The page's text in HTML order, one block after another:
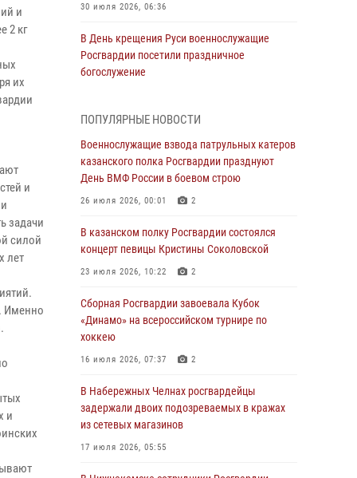
и
2 кг
их
и
задачи
силой
лет
Именно
и
30 июля 2026, 06:36
В День крещения Руси военнослужащие
Росгвардии посетили праздничное
богослужение
Военнослужащие взвода патрульных катеров
казанского полка Росгвардии празднуют
День ВМФ России в боевом строю
26 июля 2026, 00:01 2
«бронзу» в окружном этапе конкурса
профессионального мастерства
24 июля 2026, 15:05 4
В казанском полку Росгвардии состоялся
концерт певицы Кристины Соколовской
23 июля 2026, 10:22
задержали подозреваемого в краже
23 июля 2026, 06:47
В Казани Росгвардия приняла участие в
ПОПУЛЯРНЫЕ НОВОСТИ
Военнослужащие взвода патрульных катеров
казанского полка Росгвардии празднуют
День ВМФ России в боевом строю
26 июля 2026, 00:01 2
В казанском полку Росгвардии состоялся
концерт певицы Кристины Соколовской
23 июля 2026, 10:22 2
Сборная Росгвардии завоевала Кубок
«Динамо» на всероссийском турнире по
хоккею
16 июля 2026, 07:37 2
В Набережных Челнах росгвардейцы
задержали двоих подозреваемых в кражах
из сетевых магазинов
17 июля 2026, 05:55